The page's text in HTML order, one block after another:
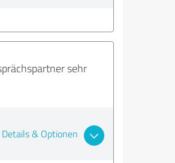
sehr
Details & Optionen